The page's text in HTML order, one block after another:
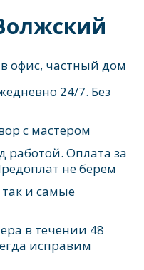
офис, частный дом
24/7. Без
с мастером
работой. Оплата за
не берем
и самые
в течении 48
исправим